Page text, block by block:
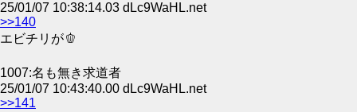
25/01/07 10:38:14.03 dLc9WaHL.net
>>140
エビチリが🫑
1007:名も無き求道者
25/01/07 10:43:40.00 dLc9WaHL.net
>>141